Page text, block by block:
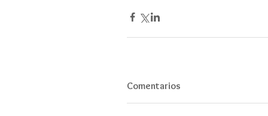
Comentarios